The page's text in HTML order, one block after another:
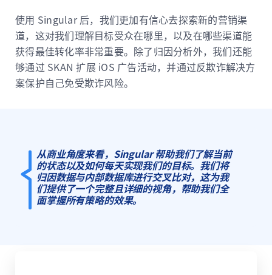
使用 Singular 后，我们更加有信心去探索新的营销渠
道，这对我们理解目标受众在哪里，以及在哪些渠道能
获得最佳转化率非常重要。除了归因分析外，我们还能
够通过 SKAN 扩展 iOS 广告活动，并通过反欺诈解决方
案保护自己免受欺诈风险。
从商业角度来看，Singular 帮助我们了解当前
的状态以及如何每天实现我们的目标。我们将
归因数据与内部数据库进行交叉比对，这为我
们提供了一个完整且详细的视角，帮助我们全
面掌握所有策略的效果。